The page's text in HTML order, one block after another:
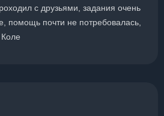
с друзьями, задания очень
помощь почти не потребовалась,